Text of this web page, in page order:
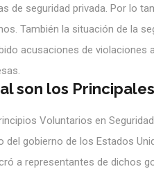
de seguridad privada. Por lo
También la situación de la
acusaciones de violaciones
son los
Voluntarios en
del gobierno de los Estados
a representantes de dichos